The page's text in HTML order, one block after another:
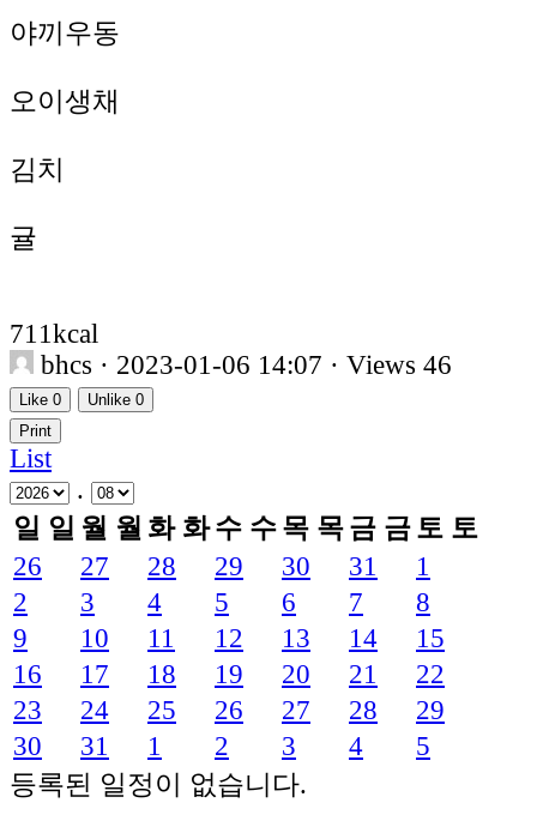
야끼우동
오이생채
김치
귤
711kcal
bhcs · 2023-01-06 14:07 · Views 46
Like 0 Unlike 0
Print
List
.
일 일 월 월 화 화 수 수 목 목 금 금 토 토
26
27 28 29 30 31
1
2
3 4 5 6 7
8
9
10 11 12 13 14
15
16
17 18 19 20 21
22
23
24 25 26 27 28
29
30
31 1 2 3 4
5
등록된 일정이 없습니다.